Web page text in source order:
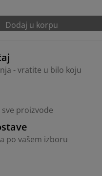
Dodaj u korpu
- vratite u bilo koju
proizvode
po vašem izboru